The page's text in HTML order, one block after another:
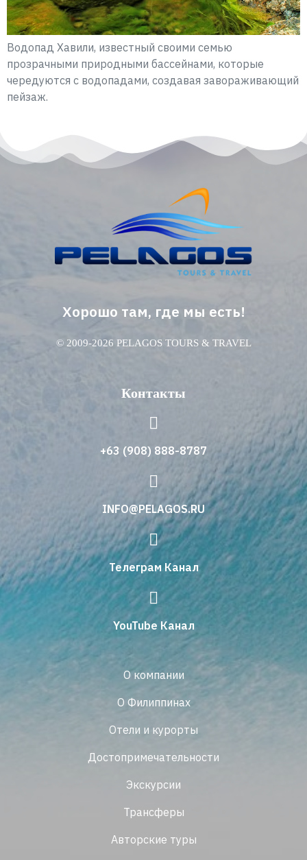
Водопад Хавили, известный своими семью
прозрачными природными бассейнами, которые
чередуются с водопадами, создавая завораживающий
пейзаж.
Хорошо там, где мы есть!
© 2009-2026 PELAGOS TOURS & TRAVEL
Контакты
+63 (908) 888-8787
INFO@PELAGOS.RU
Телеграм Канал
YouTube Канал
О компании
О Филиппинах
Отели и курорты
Достопримечательности
Экскурсии
Трансферы
Авторские туры